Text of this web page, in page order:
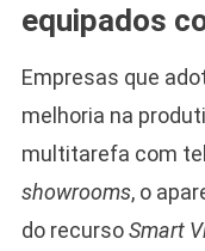
equipados
Empresas que
melhoria na
multitarefa com
showrooms, o
do recursoSmart